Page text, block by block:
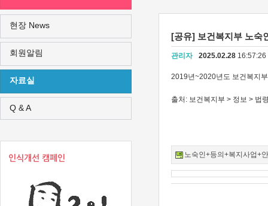
[공유] 보건복지부 노숙
관리자 2025.02.28 16:57:26
2019년~2020년도 보건복지
출처: 보건복지부 > 정보 > 법
노숙인+등의+복지사업+
현장 News
회원알림
자료실
Q & A
인식개선 캠페인